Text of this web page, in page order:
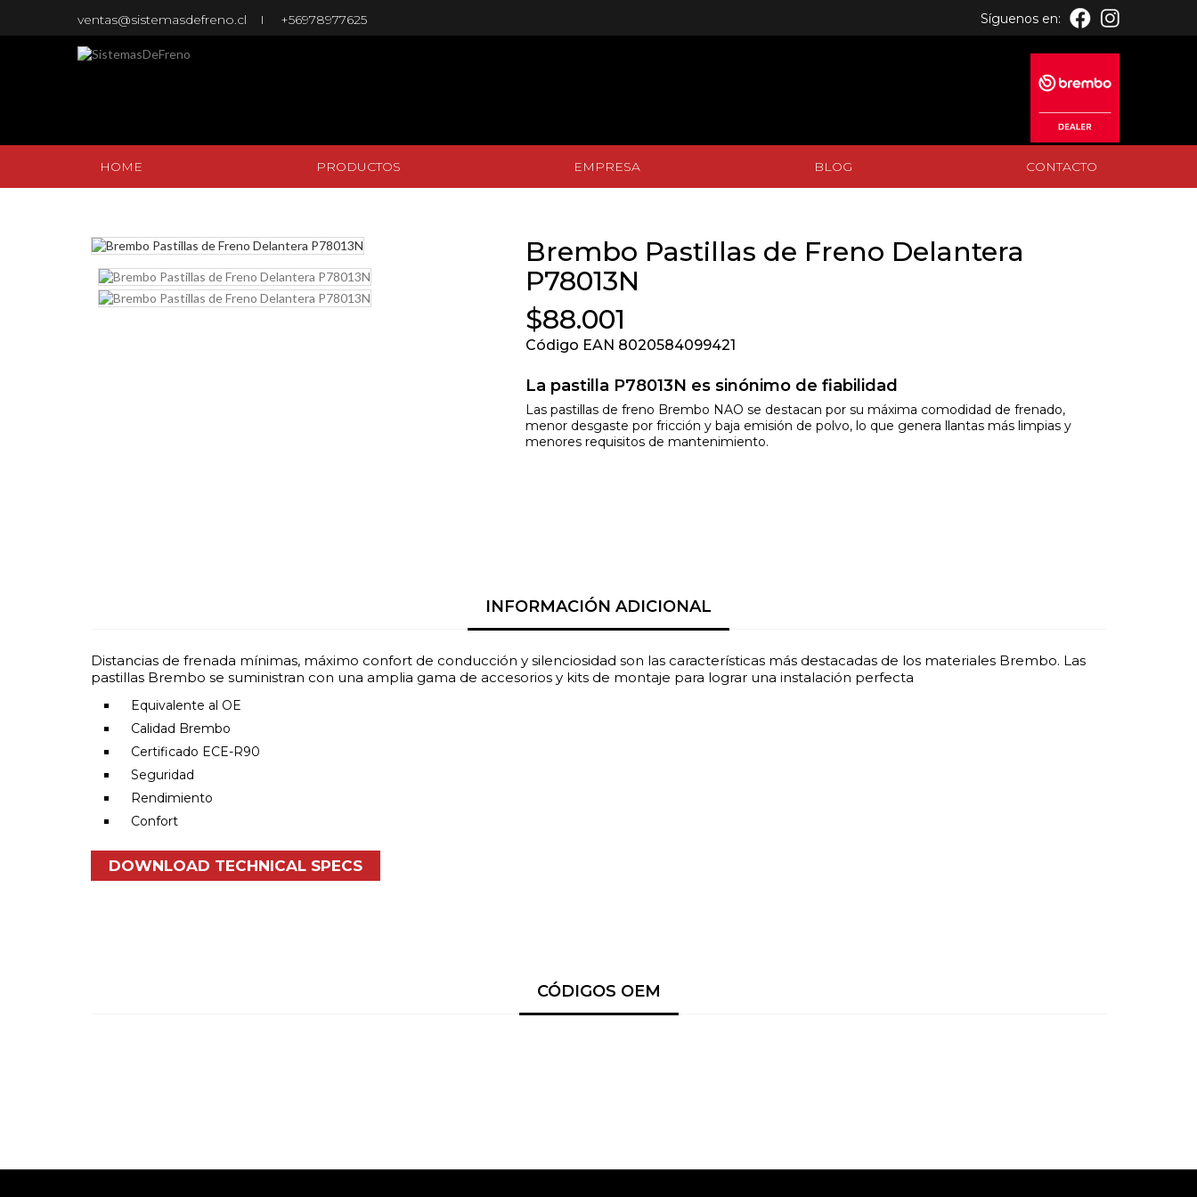
ventas@sistemasdefreno.cl +56978977625 Síguenos en:
HOME PRODUCTOS EMPRESA BLOG CONTACTO
Brembo Pastillas de Freno Delantera
P78013N
$88.001
Código EAN 8020584099421
La pastilla P78013N es sinónimo de fiabilidad
Las pastillas de freno Brembo NAO se destacan por su máxima comodidad de frenado,
menor desgaste por fricción y baja emisión de polvo, lo que genera llantas más limpias y
menores requisitos de mantenimiento.
INFORMACIÓN ADICIONAL
Distancias de frenada mínimas, máximo confort de conducción y silenciosidad son las características más destacadas de los materiales Brembo. Las
pastillas Brembo se suministran con una amplia gama de accesorios y kits de montaje para lograr una instalación perfecta
Equivalente al OE
Calidad Brembo
Certificado ECE-R90
Seguridad
Rendimiento
Confort
DOWNLOAD TECHNICAL SPECS
CÓDIGOS OEM